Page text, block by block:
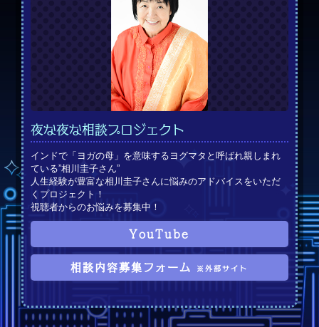
夜な夜な相談プロジェクト
インドで「ヨガの母」を意味するヨグマタと呼ばれ親しまれ
ている”相川圭子さん”
人生経験が豊富な相川圭子さんに悩みのアドバイスをいただ
くプロジェクト！
視聴者からのお悩みを募集中！
YouTube
相談内容募集フォーム ※外部サイト